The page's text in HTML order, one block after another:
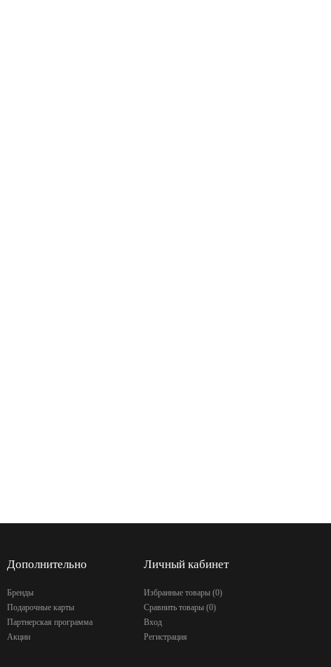
Дополнительно
Бренды
Подарочные карты
Партнерская программа
Акции
Личный кабинет
Избранные товары (0)
Сравнить товары (0)
Вход
Регистрация